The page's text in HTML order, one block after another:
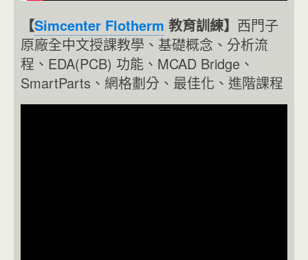
【Simcenter Flotherm 教育訓練】 西門子
原廠全中文授課教學、基礎概念、分析流
程、EDA(PCB) 功能、MCAD Bridge、
SmartParts、網格劃分、最佳化、進階課程